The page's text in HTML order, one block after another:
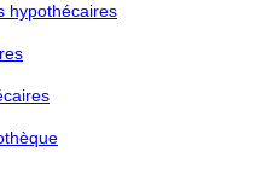
hypothécaires